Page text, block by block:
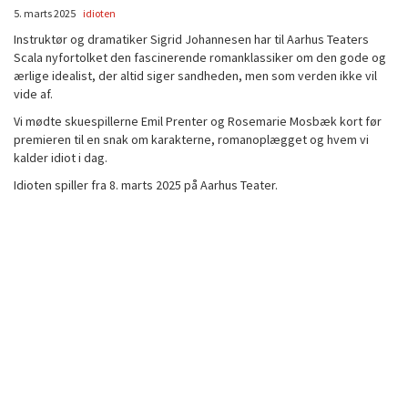
5. marts 2025 idioten
Instruktør og dramatiker Sigrid Johannesen har til Aarhus Teaters
Scala nyfortolket den fascinerende romanklassiker om den gode og
ærlige idealist, der altid siger sandheden, men som verden ikke vil
vide af.
Vi mødte skuespillerne Emil Prenter og Rosemarie Mosbæk kort før
premieren til en snak om karakterne, romanoplægget og hvem vi
kalder idiot i dag.
Idioten spiller fra 8. marts 2025 på Aarhus Teater.